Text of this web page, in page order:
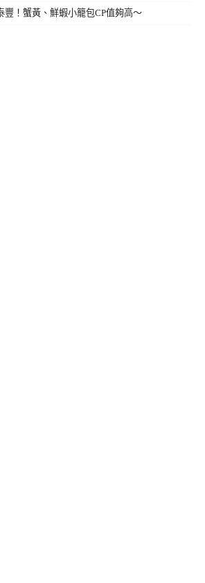
豐！蟹黃、鮮蝦小籠包CP值夠高～